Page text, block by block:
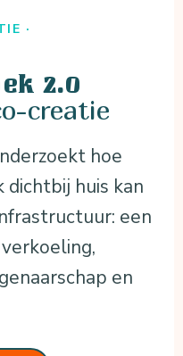
·
2.0
creatie
hoe
huis kan
een
en